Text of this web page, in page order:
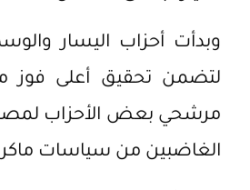
وبدأت أحزاب اليسار
لتضمن تحقيق أعلى فوز
مرشحي بعض الأحزاب
الغاضبين من سياسات